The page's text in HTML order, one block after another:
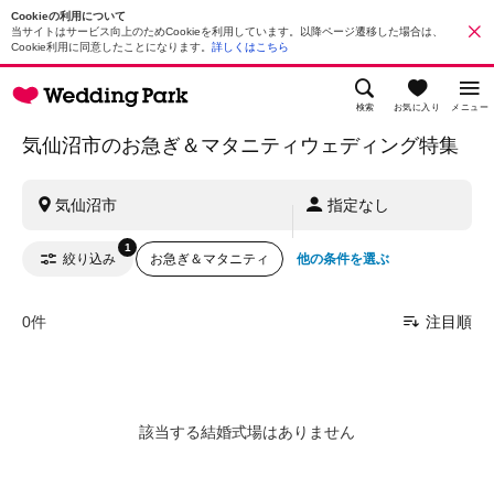
Cookieの利用について
当サイトはサービス向上のためCookieを利用しています。以降ページ遷移した場合は、
Cookie利用に同意したことになります。 詳しくはこちら
検索 お気に入り メニュー
気仙沼市のお急ぎ＆マタニティウェディング特集
気仙沼市 指定なし
絞り込み
1
お急ぎ＆マタニティ 他の条件を選ぶ
0件 注目順
該当する結婚式場はありません